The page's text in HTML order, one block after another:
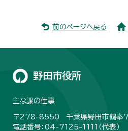
前のページへ戻る
野田市役所
主な課の仕事
〒278-8550 千葉県野田市鶴奉7
電話番号：04-7125-1111（代表）